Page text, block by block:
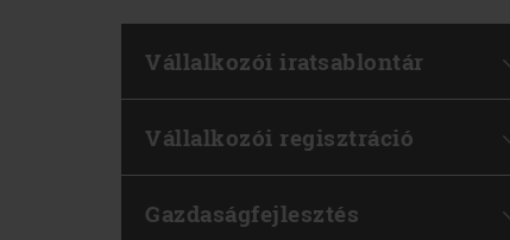
Vállalkozói iratsablontár
Vállalkozói regisztráció
Gazdaságfejlesztés